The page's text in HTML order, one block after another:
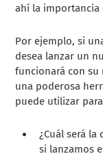
ahí la importancia
Por ejemplo, si
desea lanzar un
funcionará con su
una poderosa
puede utilizar
¿Cuál será
si lanzamos